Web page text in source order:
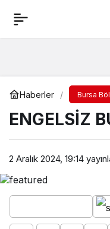
Haberler Bursa
ENGELSİZ
2 Aralık 2024, 19:14